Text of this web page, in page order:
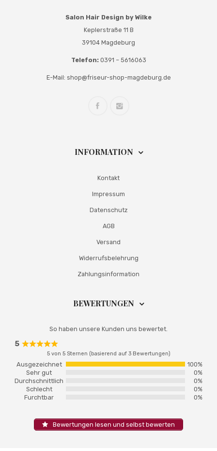
Salon Hair Design by Wilke
Keplerstraße 11 B
39104 Magdeburg
Telefon: 0391 – 5616063
E-Mail: shop@friseur-shop-magdeburg.de
INFORMATION
Kontakt
Impressum
Datenschutz
AGB
Versand
Widerrufsbelehrung
Zahlungsinformation
BEWERTUNGEN
So haben unsere Kunden uns bewertet.
5
Rated
out
of
5 von 5 Sternen (basierend auf 3 Bewertungen)
Ausgezeichnet
100%
Sehr gut
0%
Durchschnittlich
0%
Schlecht
0%
Furchtbar
0%
Bewertungen lesen und selbst bewerten